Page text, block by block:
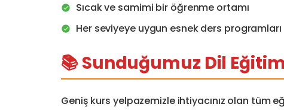
Sıcak ve samimi bir öğrenme ortamı
Her seviyeye uygun esnek ders programları
📚 Sunduğumuz Dil
Geniş kurs yelpazemizle ihtiyacınız olan tüm